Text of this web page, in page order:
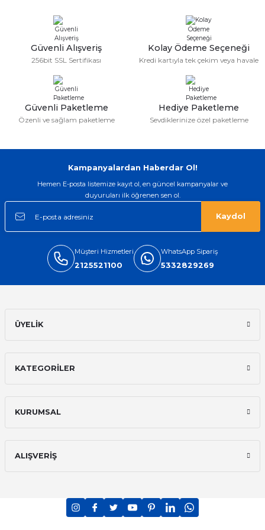
Bu ürüne benzer farklı alternatifler olmalı.
Güvenli Alışveriş
256bit SSL Sertifikası
Kolay Ödeme Seçeneği
Kredi kartıyla tek çekim veya havale
Güvenli Paketleme
Özenli ve sağlam paketleme
Hediye Paketleme
Sevdiklerinize özel paketleme
Kampanyalardan Haberdar Ol!
Hemen E-posta listemize kayıt ol, en güncel kampanyalar ve
duyuruları ilk öğrenen sen ol.
Kaydol
Müşteri Hizmetleri
2125521100
WhatsApp Sipariş
5332829269
ÜYELİK
KATEGORİLER
KURUMSAL
ALIŞVERİŞ